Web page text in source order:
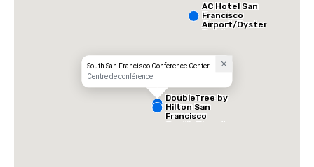
South San Francisco Conference Center
Centre de conférence
DoubleTree by
Hilton San
Francisco
AC Hotel San
Francisco
Airport/Oyster
Point